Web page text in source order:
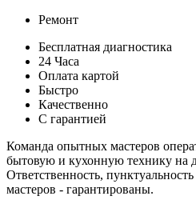
Ремонт
Бесплатная диагностика
24 Часа
Оплата картой
Быстро
Качественно
С гарантией
Команда опытных мастеров
бытовую и кухонную технику на
Ответственность,
мастеров - гарантированы.